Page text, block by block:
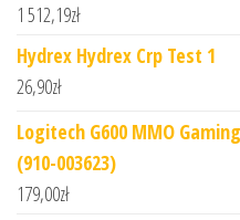
1 512,19zł
Hydrex Hydrex Crp Test 1
26,90zł
Logitech G600 MMO
(910-003623)
179,00zł